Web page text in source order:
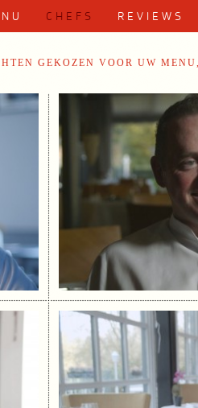
CHEFS REVIEWS
GEKOZEN VOOR UW